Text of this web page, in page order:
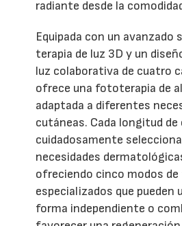
radiante desde la
Equipada con un avanzado
terapia de luz 3D y un
luz colaborativa de cuatro
ofrece una fototerapia de
adaptada a diferentes
cutáneas. Cada longitud de
cuidadosamente
necesidades
ofreciendo cinco modos
especializados que pueden
forma independiente o